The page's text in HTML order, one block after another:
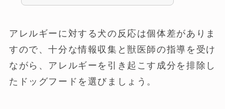
アレルギーに対する犬の反応は個体差がありま
すので、十分な情報収集と獣医師の指導を受け
ながら、アレルギーを引き起こす成分を排除し
たドッグフードを選びましょう。